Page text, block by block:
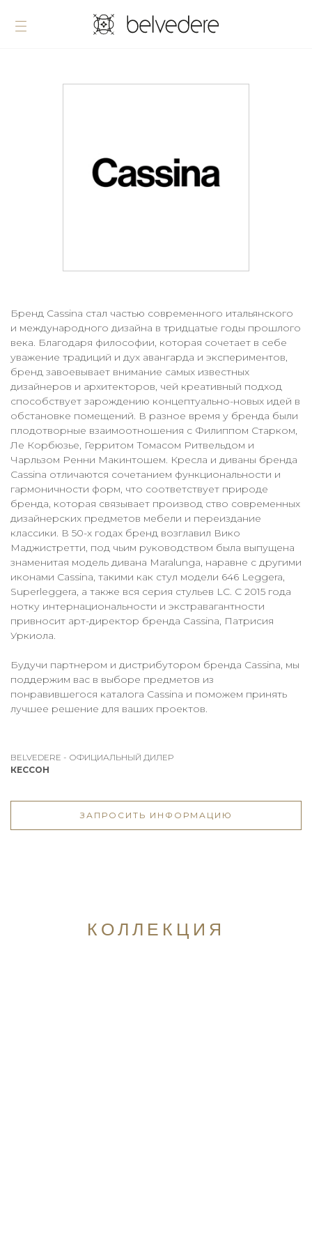
Бренд Cassina стал частью современного итальянского
и международного дизайна в тридцатые годы прошлого
века. Благодаря философии, которая сочетает в себе
уважение традиций и дух авангарда и экспериментов,
бренд завоевывает внимание самых известных
дизайнеров и архитекторов, чей креативный подход
способствует зарождению концептуально-новых идей в
обстановке помещений. В разное время у бренда были
плодотворные взаимоотношения с Филиппом Старком,
Ле Корбюзье, Герритом Томасом Ритвельдом и
Чарльзом Ренни Макинтошем. Кресла и диваны бренда
Cassina отличаются сочетанием функциональности и
гармоничности форм, что соответствует природе
бренда, которая связывает производ ство современных
дизайнерских предметов мебели и переиздание
классики. В 50-х годах бренд возглавил Вико
Маджистретти, под чьим руководством была выпущена
знаменитая модель дивана Maralunga, наравне с другими
иконами Cassina, такими как стул модели 646 Leggera,
Superleggera, а также вся серия стульев LC. С 2015 года
нотку интернациональности и экстравагантности
привносит арт-директор бренда Cassina, Патрисия
Уркиола.
Будучи партнером и дистрибутором бренда Cassina, мы
поддержим вас в выборе предметов из
понравившегося каталога Cassina и поможем принять
лучшее решение для ваших проектов.
BELVEDERE - ОФИЦИАЛЬНЫЙ ДИЛЕР
КЕССОН
ЗАПРОСИТЬ ИНФОРМАЦИЮ
КОЛЛЕКЦИЯ